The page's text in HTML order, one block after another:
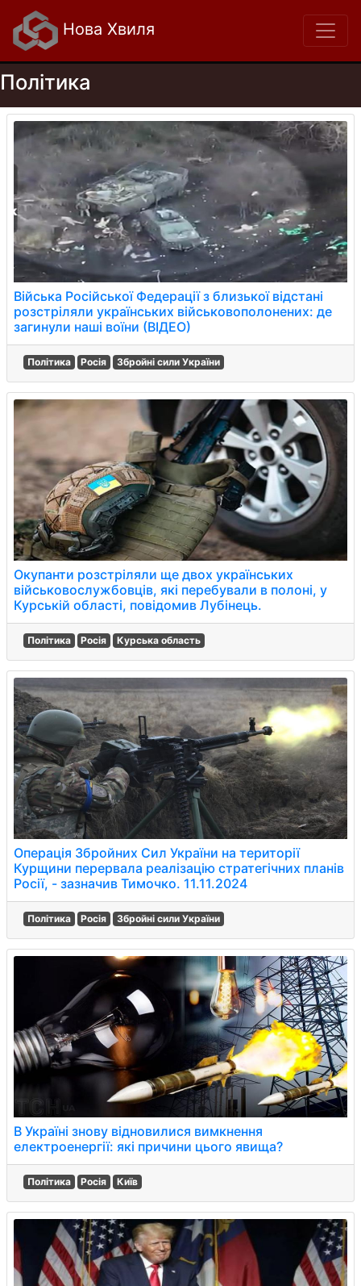
Нова Хвиля
Політика
Війська Російської Федерації з близької відстані
розстріляли українських військовополонених: де
загинули наші воїни (ВІДЕО)
Політика Росія Збройні сили України
Окупанти розстріляли ще двох українських
військовослужбовців, які перебували в полоні, у
Курській області, повідомив Лубінець.
Політика Росія Курська область
Операція Збройних Сил України на території
Курщини перервала реалізацію стратегічних планів
Росії, - зазначив Тимочко. 11.11.2024
Політика Росія Збройні сили України
В Україні знову відновилися вимкнення
електроенергії: які причини цього явища?
Політика Росія Київ